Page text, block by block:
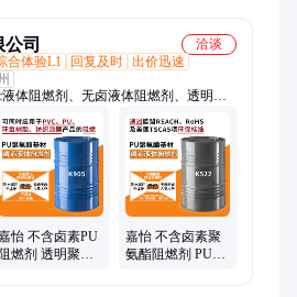
司
洽谈
合体验L1 回复及时 出价迅速
体阻燃剂、无卤液体阻燃剂、透明液
剂、液体阻燃剂厂家、磷酸酯液体阻燃
、pu液体阻燃剂、聚氯乙烯液体阻燃
PVC阻燃剂、PVC透明阻燃剂、PVC环
无卤阻燃剂
怡 不含卤素PU
阻燃剂 透明聚氨
嘉怡 不含卤素聚
氨酯阻燃剂 PU基